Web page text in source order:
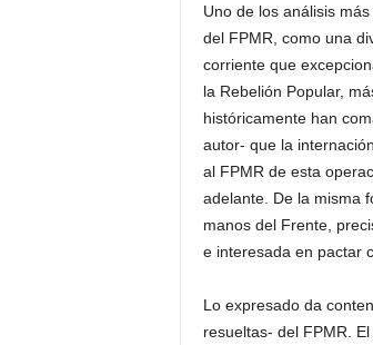
Uno de los análisis
del FPMR, como una
corriente que
la Rebelión Popular,
históricamente han
autor- que la
al FPMR de esta
adelante. De la misma
manos del Frente,
e interesada en pactar
Lo expresado da
resueltas- del FPMR.